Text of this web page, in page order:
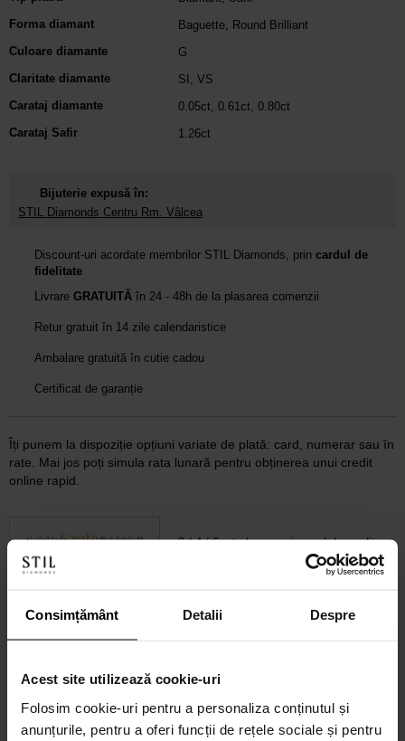
Consimțământ Detalii Despre
Acest site utilizează cookie-uri
Folosim cookie-uri pentru a personaliza conținutul și
anunțurile, pentru a oferi funcții de rețele sociale și pentru
Forma diamant
Baguette, Round Brilliant
Culoare diamante
G
Claritate diamante
SI VS
Carataj diamante
0.05ct 0.61ct 0.80ct
Carataj Safir
1.26ct
Bijuterie expusă în:
STIL Diamonds Centru Rm. Vâlcea
Discount-uri acordate membrilor STIL Diamonds, prin cardul de
fidelitate
Livrare GRATUITĂ în 24 - 48h de la plasarea comenzii
Retur gratuit în 14 zile calendaristice
Ambalare gratuită în cutie cadou
Certificat de garanție
Îți punem la dispoziție opțiuni variate de plată: card, numerar sau în
rate. Mai jos poți simula rata lunară pentru obținerea unui credit
online rapid.
2 / 4 / 6 rate lunare prin card de credit
Credit 100% Online prin UniCredit